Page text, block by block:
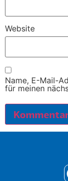
Website
Name, E-Mail-
für meinen